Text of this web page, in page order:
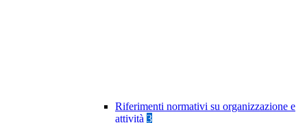
Riferimenti normativi su organizzazione e
attività 3